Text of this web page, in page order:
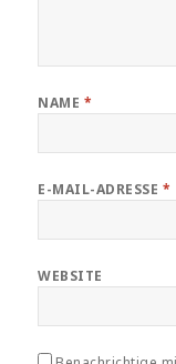
NAME *
E-MAIL-ADRESSE *
WEBSITE